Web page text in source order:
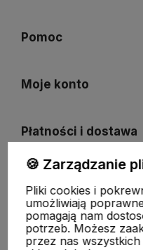
Pomoc
Moje konto
Płatności i dostawa
O nas
🍪 Zarządzanie
Pliki cookies i
umożliwiają
pomagają nam
potrzeb. Możesz
przez nas